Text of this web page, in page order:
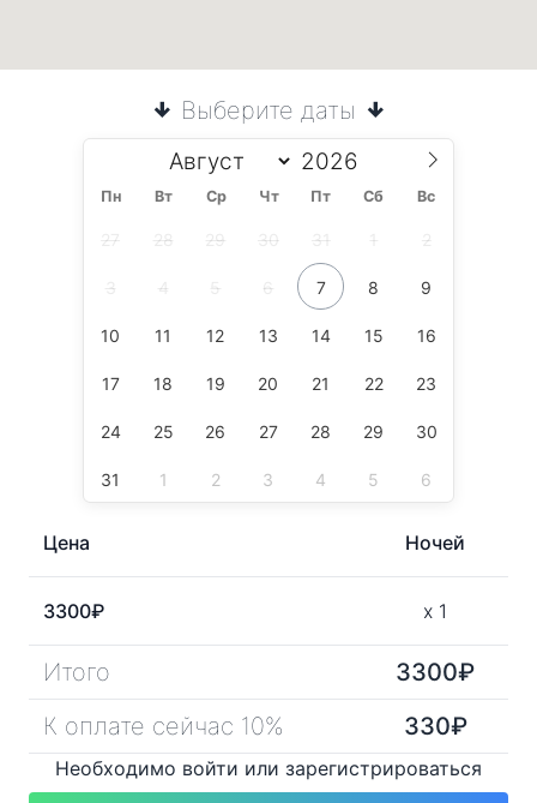
Выберите даты
Пн Вт Ср Чт Пт Сб Вс
27 28 29 30 31 1 2
3 4 5 6 7 8 9
10 11 12 13 14 15 16
17 18 19 20 21 22 23
24 25 26 27 28 29 30
31 1 2 3 4 5 6
Цена Ночей
3300₽ x 1
Итого 3300₽
К оплате сейчас 10%
330₽
Необходимо войти или зарегистрироваться